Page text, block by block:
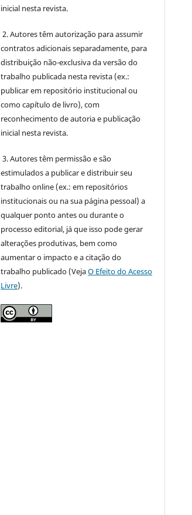
inicial nesta revista.
2. Autores têm autorização para assumir
contratos adicionais separadamente, para
distribuição não-exclusiva da versão do
trabalho publicada nesta revista (ex.:
publicar em repositório institucional ou
como capítulo de livro), com
reconhecimento de autoria e publicação
inicial nesta revista.
3. Autores têm permissão e são
estimulados a publicar e distribuir seu
trabalho online (ex.: em repositórios
institucionais ou na sua página pessoal) a
qualquer ponto antes ou durante o
processo editorial, já que isso pode gerar
alterações produtivas, bem como
aumentar o impacto e a citação do
trabalho publicado (VejaO Efeito do Acesso
Livre).